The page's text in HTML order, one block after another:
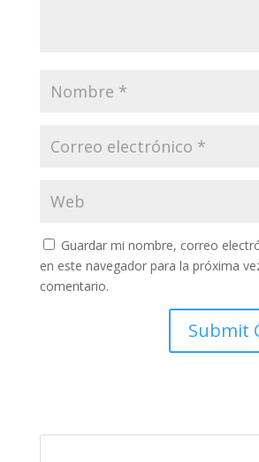
Guardar mi nombre, correo
en este navegador para la próxima
comentario.